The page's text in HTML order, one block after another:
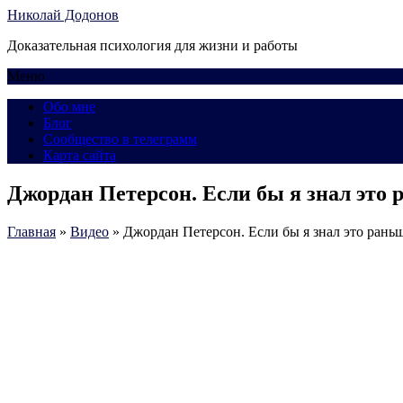
Николай Додонов
Доказательная психология для жизни и работы
Меню
Обо мне
Блог
Сообщество в телеграмм
Карта сайта
Джордан Петерсон. Если бы я знал это
Главная » Видео » Джордан Петерсон. Если бы я знал это